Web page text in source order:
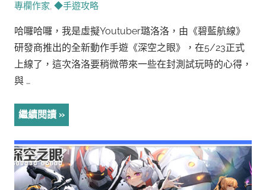
專欄作家, ◆手遊攻略
哈囉哈囉，我是虛擬Youtuber璐洛洛，由《碧藍航線》
研發商推出的全新動作手遊《深空之眼》，在5/23正式
上線了，這次洛洛要稍微帶來一些在封測試玩時的心得，
與 …
繼續閱讀